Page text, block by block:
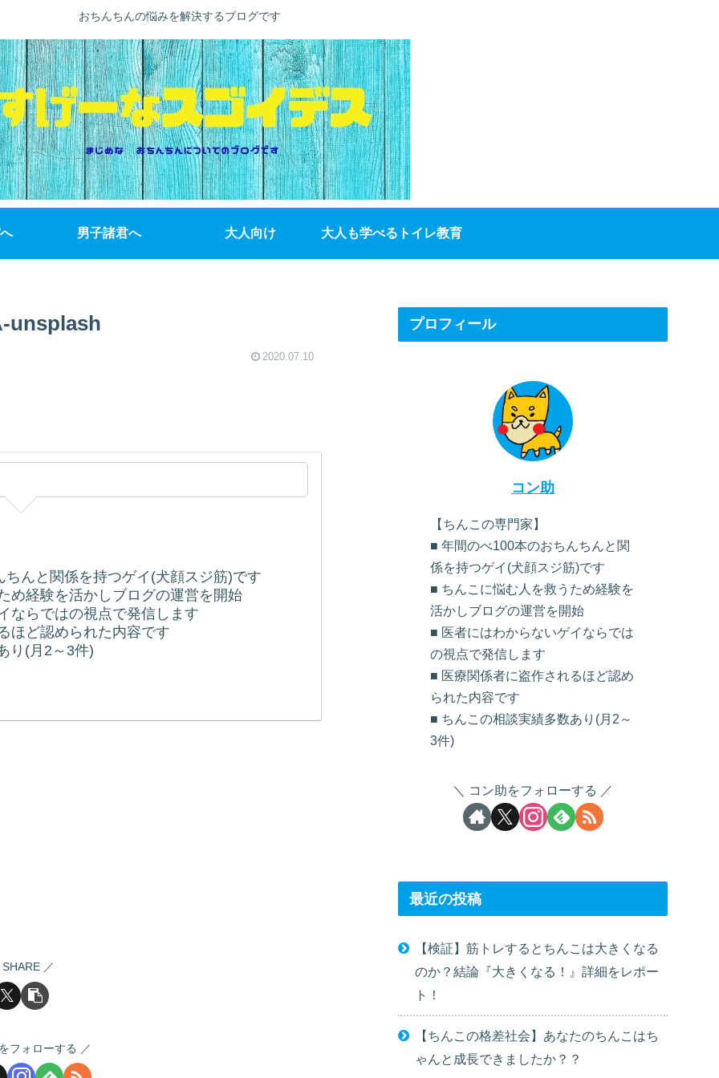
おちんちんの悩みを解決するブログです
男子諸君へ 大人向け 大人も学べるトイレ教育
unsplash
2020.07.10
んと関係を持つゲイ(犬顔スジ筋)です
め経験を活かしブログの運営を開始
ならではの視点で発信します
ほど認められた内容です
り(月2～3件)
SHARE
フォローする
プロフィール
コン助
【ちんこの専門家】
■ 年間のべ100本のおちんちんと関
係を持つゲイ(犬顔スジ筋)です
■ ちんこに悩む人を救うため経験を
活かしブログの運営を開始
■ 医者にはわからないゲイならでは
の視点で発信します
■ 医療関係者に盗作されるほど認め
られた内容です
■ ちんこの相談実績多数あり(月2～
3件)
コン助をフォローする
最近の投稿
【検証】筋トレするとちんこは大きくなる
のか？結論『大きくなる！』詳細をレポー
ト！
【ちんこの格差社会】あなたのちんこはち
ゃんと成長できましたか？？